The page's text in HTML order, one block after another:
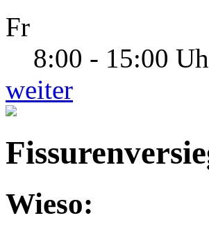
Fr
8:00 - 15:00
weiter
Wieso: